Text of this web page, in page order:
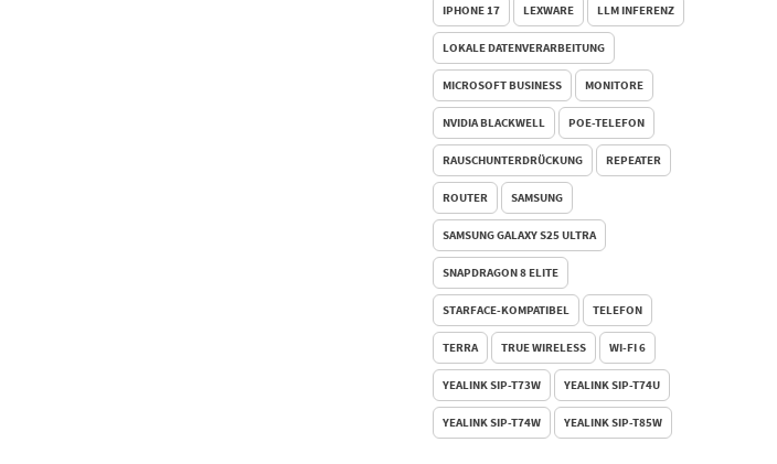
IPHONE 17 LEXWARE LLM INFERENZ
LOKALE DATENVERARBEITUNG
MICROSOFT BUSINESS MONITORE
NVIDIA BLACKWELL POE-TELEFON
RAUSCHUNTERDRÜCKUNG REPEATER
ROUTER SAMSUNG
SAMSUNG GALAXY S25 ULTRA
SNAPDRAGON 8 ELITE
STARFACE-KOMPATIBEL TELEFON
TERRA TRUE WIRELESS WI-FI 6
YEALINK SIP-T73W YEALINK SIP-T74U
YEALINK SIP-T74W YEALINK SIP-T85W